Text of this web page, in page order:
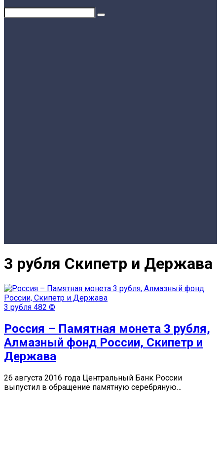
3 рубля Скипетр и Держава
3 рубля 482 ©
Россия – Памятная монета 3 рубля,
Алмазный фонд России, Скипетр и
Держава
26 августа 2016 года Центральный Банк России
выпустил в обращение памятную серебряную…